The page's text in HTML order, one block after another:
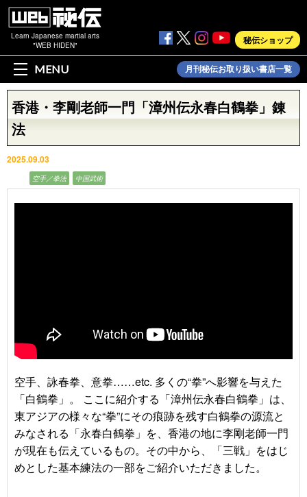
Learn Japanese martial arts
"WEB HIDEN"
秘伝ショップ
MENU 月刊秘伝お取り扱い書店一覧
香港・李剛老師一門「漳州伝永春白鶴拳」錬
法
2025.09.03
空手／拳法 中国武術
空手、詠春拳、意拳……etc. 多くの“拳”へ影響を与えた
「白鶴拳」。 ここに紹介する「漳州伝永春白鶴拳」は、
東アジアの様々な“拳”にその痕跡を残す白鶴拳の源流と
みなされる「永春白鶴拳」を、香港の地に李剛老師一門
が現在も伝えているもの。その中から、「三戦」をはじ
めとした基本練法の一部をご紹介いただきました。